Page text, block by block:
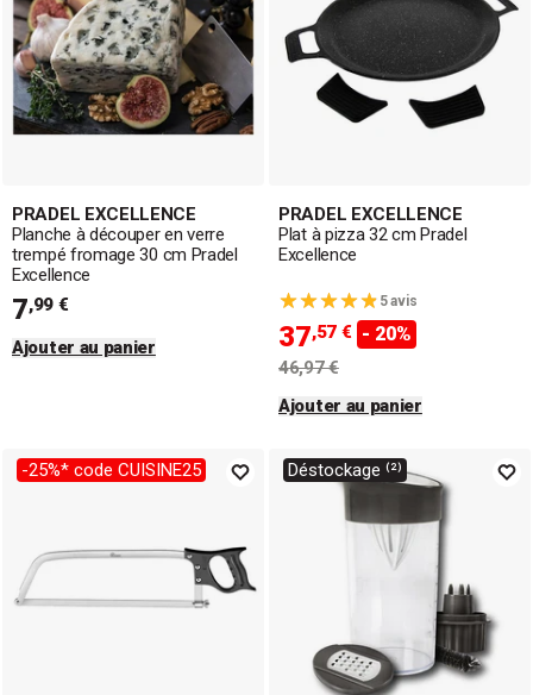
PRADEL EXCELLENCE
Planche à découper en verre
trempé fromage 30 cm Pradel
Excellence
7,99 €
Ajouter au panier
PRADEL EXCELLENCE
Plat à pizza 32 cm Pradel
Excellence
5 avis
37,57 € - 20%
46,97 €
Ajouter au panier
-25%* code CUISINE25 Déstockage ⁽²⁾